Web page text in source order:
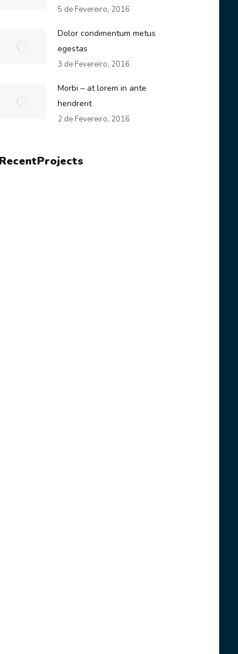
5 de Fevereiro, 2016
Dolor condimentum metus
egestas
3 de Fevereiro, 2016
Morbi – at lorem in ante
hendrerit
2 de Fevereiro, 2016
RecentProjects